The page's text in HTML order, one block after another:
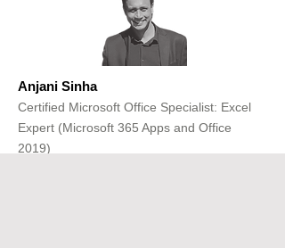
Anjani Sinha
Certified Microsoft Office Specialist: Excel
Expert (Microsoft 365 Apps and Office
2019)